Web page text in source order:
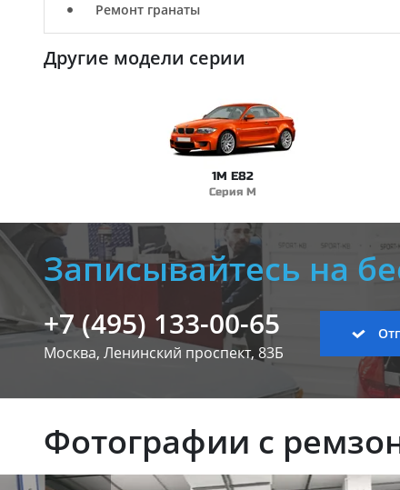
Ремонт гранаты
Другие модели серии
1M E82
Серия M
Записывайтесь на
+7 (495) 133-00-65
Москва, Ленинский проспект, 83Б
Фотографии с